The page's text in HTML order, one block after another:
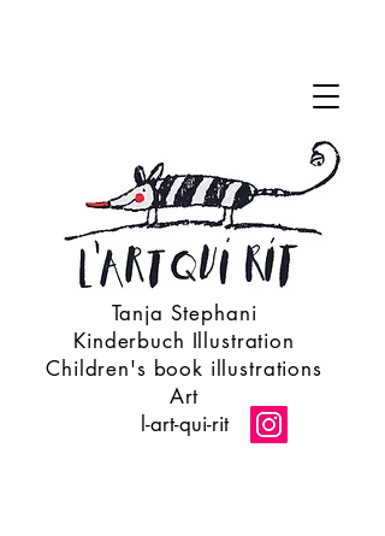
Tanja Stephani
Kinderbuch Illustration
Children's book illustrations
Art
l-art-qui-rit